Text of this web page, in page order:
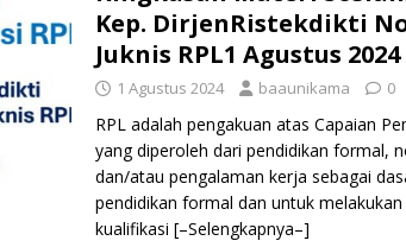
Kep. DirjenRistekdikti
Juknis RPL1 Agustus 2024
1 Agustus 2024 baaunikama 0
RPL adalah pengakuan atas Capaian
yang diperoleh dari pendidikan formal,
dan/atau pengalaman kerja sebagai
pendidikan formal dan untuk
kualifikasi [–Selengkapnya–]